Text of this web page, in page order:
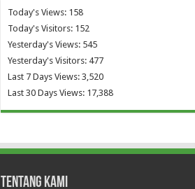
Today's Views: 158
Today's Visitors: 152
Yesterday's Views: 545
Yesterday's Visitors: 477
Last 7 Days Views: 3,520
Last 30 Days Views: 17,388
Tentang Kami